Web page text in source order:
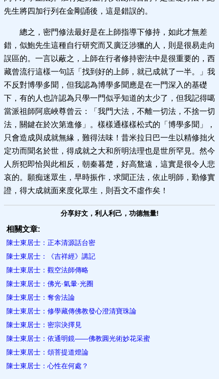
先生將四加行列在金剛誦後，這是錯誤的。
總之，密門修法最好是在上師指導下修持，如此才無差
錯，似鮑先生這種自行研究而又廣泛涉獵的人，則是很易走向
誤區的。一言以蔽之，上師在行者修持密法中是很重要的，西
藏曾流行這樣一句話「找到好的上師，就已成就了一半。」我
不反對博學多聞，但我認為博學多聞應是在一門深入的基礎
下，有的人也許認為只學一門似乎知道的太少了，但我記得噶
當派祖師阿底峽尊曾云：「我門大法，不離一切法，不捨一切
法，關鍵在於次第進修」。樣樣通樣樣松式的「博學多聞」，
只會造成與成就無緣，難得法味！昔米拉日巴一生以精修拙火
定功而聞名於世，得成就之大和所明法理也是世所罕見。然今
人所犯即恰與此相反，朝秦暮楚，好高鶩遠，這實是很令人悲
哀的。願痴迷眾生，早時振作，求聞正法，依止明師，勤修實
證，得大成就面來度化眾生，則吾文不虛作矣！
分享好文，利人利己，功德無量!
相關文章:
陳士東居士：正本清源話台密
陳士東居士：《吉祥經》講記
陳士東居士：觀空法師傳略
陳士東居士：佛光·氣暈·光圈
陳士東居士：奪舍法論
陳士東居士：修學藏傳佛教發心澄清寶珠論
陳士東居士：密宗決擇見
陳士東居士：依通明鏡——佛教圓光術妙花采蜜
陳士東居士：頌菩提道燈論
陳士東居士：心性在何處？